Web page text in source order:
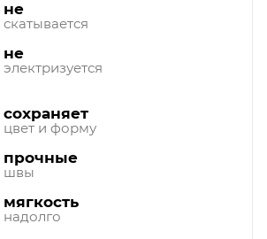
не
скатывается
не
электризуется
сохраняет
цвет и форму
прочные
швы
мягкость
надолго